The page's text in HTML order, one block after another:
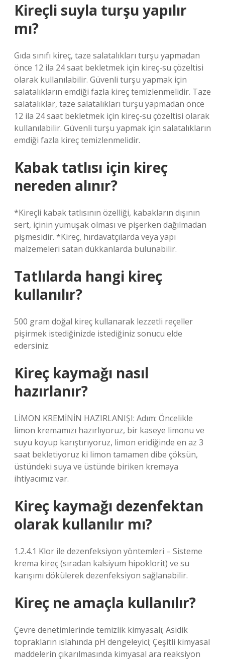
Kireçli suyla turşu yapılır
mı?
Gıda sınıfı kireç, taze salatalıkları turşu yapmadan
önce 12 ila 24 saat bekletmek için kireç-su çözeltisi
olarak kullanılabilir. Güvenli turşu yapmak için
salatalıkların emdiği fazla kireç temizlenmelidir. Taze
salatalıklar, taze salatalıkları turşu yapmadan önce
12 ila 24 saat bekletmek için kireç-su çözeltisi olarak
kullanılabilir. Güvenli turşu yapmak için salatalıkların
emdiği fazla kireç temizlenmelidir.
Kabak tatlısı için kireç
nereden alınır?
*Kireçli kabak tatlısının özelliği, kabakların dışının
sert, içinin yumuşak olması ve pişerken dağılmadan
pişmesidir. *Kireç, hırdavatçılarda veya yapı
malzemeleri satan dükkanlarda bulunabilir.
Tatlılarda hangi kireç
kullanılır?
500 gram doğal kireç kullanarak lezzetli reçeller
pişirmek istediğinizde istediğiniz sonucu elde
edersiniz.
Kireç kaymağı nasıl
hazırlanır?
LİMON KREMİNİN HAZIRLANIŞI: Adım: Öncelikle
limon kremamızı hazırlıyoruz, bir kaseye limonu ve
suyu koyup karıştırıyoruz, limon eridiğinde en az 3
saat bekletiyoruz ki limon tamamen dibe çöksün,
üstündeki suya ve üstünde biriken kremaya
ihtiyacımız var.
Kireç kaymağı dezenfektan
olarak kullanılır mı?
1.2.4.1 Klor ile dezenfeksiyon yöntemleri – Sisteme
krema kireç (sıradan kalsiyum hipoklorit) ve su
karışımı dökülerek dezenfeksiyon sağlanabilir.
Kireç ne amaçla kullanılır?
Çevre denetimlerinde temizlik kimyasalı; Asidik
toprakların ıslahında pH dengeleyici; Çeşitli kimyasal
maddelerin çıkarılmasında kimyasal ara reaksiyon